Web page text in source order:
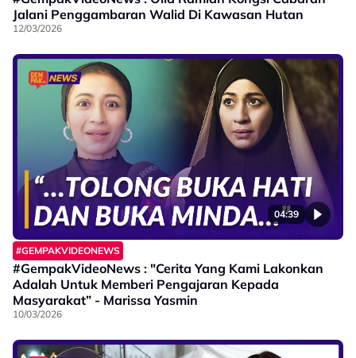
Jalani Penggambaran Walid Di Kawasan Hutan
12/03/2026
04:39
#GEMPAKVIDEONEWS
#GempakVideoNews : "Cerita Yang Kami Lakonkan
Adalah Untuk Memberi Pengajaran Kepada
Masyarakat” - Marissa Yasmin
10/03/2026